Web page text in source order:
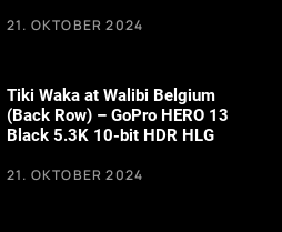
21. OKTOBER 2024
Tiki Waka at Walibi Belgium
(Back Row) – GoPro HERO 13
Black 5.3K 10-bit HDR HLG
21. OKTOBER 2024